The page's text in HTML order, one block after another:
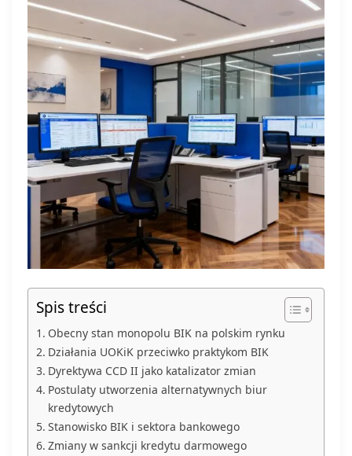
Spis treści
Obecny stan monopolu BIK na polskim rynku
Działania UOKiK przeciwko praktykom BIK
Dyrektywa CCD II jako katalizator zmian
Postulaty utworzenia alternatywnych biur
kredytowych
Stanowisko BIK i sektora bankowego
Zmiany w sankcji kredytu darmowego